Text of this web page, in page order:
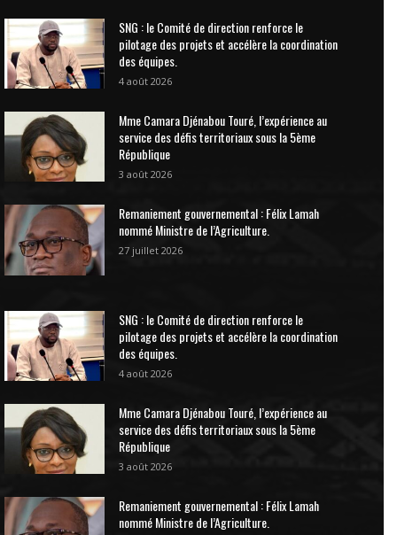
SNG : le Comité de direction renforce le
pilotage des projets et accélère la coordination
des équipes.
4 août 2026
Mme Camara Djénabou Touré, l’expérience au
service des défis territoriaux sous la 5ème
République
3 août 2026
Remaniement gouvernemental : Félix Lamah
nommé Ministre de l’Agriculture.
27 juillet 2026
SNG : le Comité de direction renforce le
pilotage des projets et accélère la coordination
des équipes.
4 août 2026
Mme Camara Djénabou Touré, l’expérience au
service des défis territoriaux sous la 5ème
République
3 août 2026
Remaniement gouvernemental : Félix Lamah
nommé Ministre de l’Agriculture.